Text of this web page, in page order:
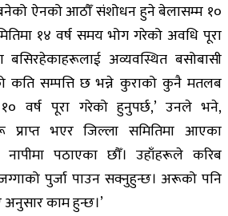
ऐनको आठौँ संशोधन हुने बेलासम्म १०
१४ वर्ष समय भोग गरेको अवधि पूरा
बसिरहेकाहरूलाई अव्यवस्थित बसोबासी
कति सम्पत्ति छ भन्ने कुराको कुनै मतलब
वर्ष पूरा गरेको हुनुपर्छ,’ उनले भने,
प्राप्त भएर जिल्ला समितिमा आएका
पठाएका छौँ। उहाँहरूले करिब
पुर्जा पाउन सक्नुहुन्छ। अरूको पनि
काम हुन्छ।’